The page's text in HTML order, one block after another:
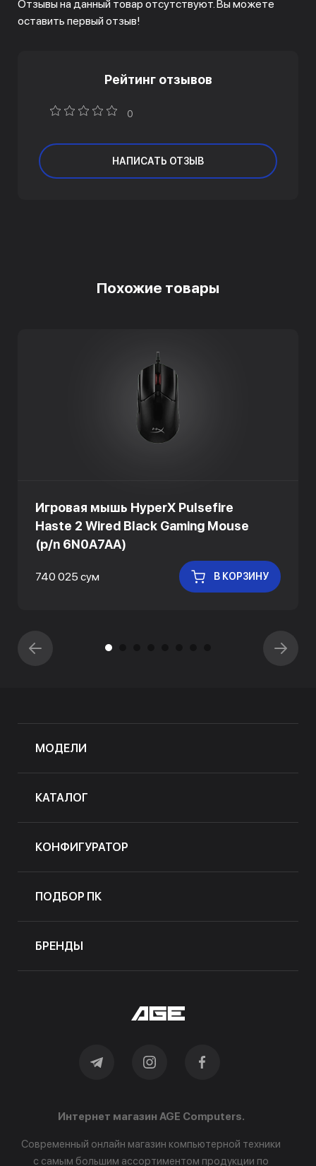
Отзывы на данный товар отсутствуют. Вы можете
оставить первый отзыв!
Рейтинг отзывов
0
НАПИСАТЬ ОТЗЫВ
Похожие товары
Игровая мышь HyperX Pulsefire
Haste 2 Wired Black Gaming Mouse
(p/n 6N0A7AA)
740 025 сум В КОРЗИНУ
МОДЕЛИ
КАТАЛОГ
КОНФИГУРАТОР
ПОДБОР ПК
БРЕНДЫ
Интернет магазин AGE Computers.
Современный онлайн магазин компьютерной техники
с самым большим ассортиментом продукции по